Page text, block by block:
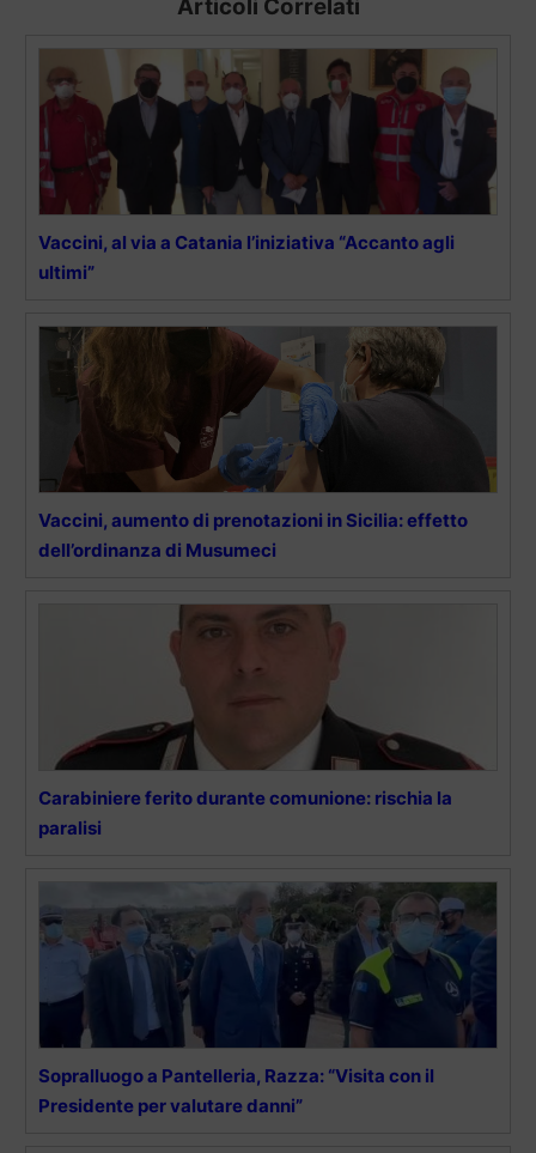
Articoli Correlati
Vaccini, al via a Catania l’iniziativa “Accanto agli
ultimi”
Vaccini, aumento di prenotazioni in Sicilia: effetto
dell’ordinanza di Musumeci
Carabiniere ferito durante comunione: rischia la
paralisi
Sopralluogo a Pantelleria, Razza: “Visita con il
Presidente per valutare danni”